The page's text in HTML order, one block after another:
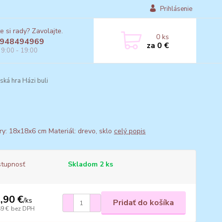
Prihlásenie
si rady? Zavolajte.
- 19:00
0ks
za 0 €
hra Házi buli
18x18x6 cm Materiál: drevo, sklo celý popis
Skladom 2 ks
€/ks
€ bez DPH
Pridať do košíka